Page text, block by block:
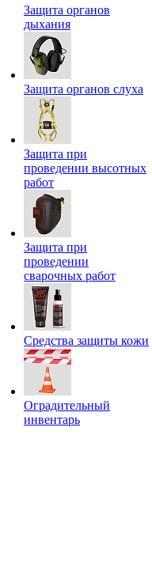
Защита органов
дыхания
Защита органов слуха
Защита при
проведении высотных
работ
Защита при
проведении
сварочных работ
Средства защиты кожи
Оградительный
инвентарь